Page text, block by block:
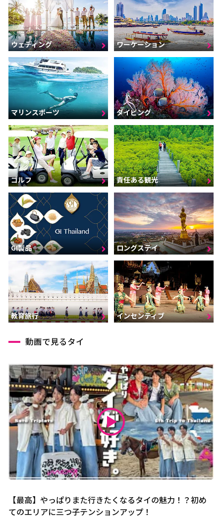
ウェディング ワーケーション
マリンスポーツ ダイビング
ゴルフ 責任ある観光
GI製品 ロングステイ
教育旅行 インセンティブ
動画で見るタイ
【最高】やっぱりまた行きたくなるタイの魅力！？初め
てのエリアに三つ子テンションアップ！